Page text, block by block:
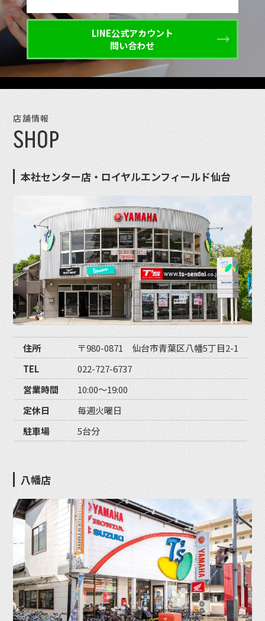
LINE公式アカウント
問い合わせ
店舗情報
SHOP
本社センター店・ロイヤルエンフィールド仙台
住所
〒980-0871 仙台市青葉区八幡5丁目2-1
TEL
022-727-6737
営業時間
10:00〜19:00
定休日
毎週火曜日
駐車場
5台分
八幡店